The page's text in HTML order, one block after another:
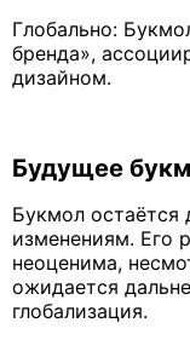
Глобально:
бренда»,
дизайном.
Будущее
Букмол
изменениям. Его
неоценима,
ожидается
глобализация.